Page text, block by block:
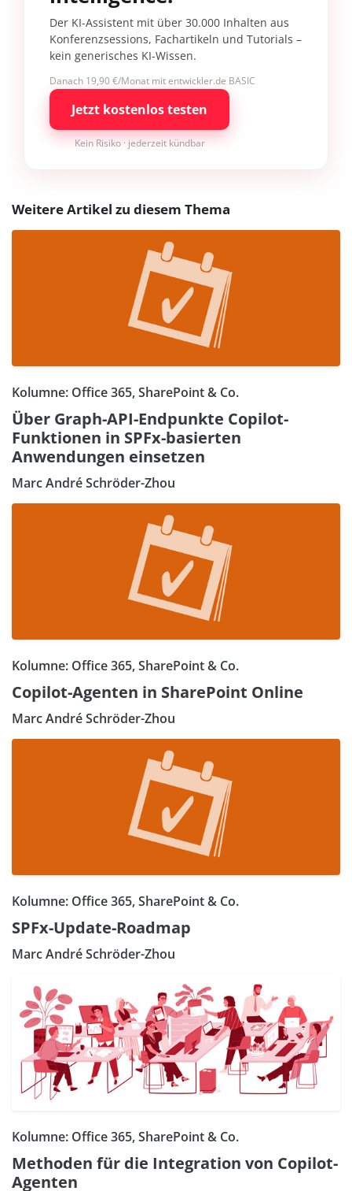
Der KI-Assistent mit über 30.000 Inhalten aus
Konferenzsessions, Fachartikeln und Tutorials –
kein generisches KI-Wissen.
Danach 19,90 €/Monat mit entwickler.de BASIC
Jetzt kostenlos testen
Kein Risiko · jederzeit kündbar
Weitere Artikel zu diesem Thema
Kolumne: Office 365, SharePoint & Co.
Über Graph-API-Endpunkte Copilot-
Funktionen in SPFx-basierten
Anwendungen einsetzen
Marc André Schröder-Zhou
Kolumne: Office 365, SharePoint & Co.
Copilot-Agenten in SharePoint Online
Marc André Schröder-Zhou
Kolumne: Office 365, SharePoint & Co.
SPFx-Update-Roadmap
Marc André Schröder-Zhou
Kolumne: Office 365, SharePoint & Co.
Methoden für die Integration von Copilot-
Agenten